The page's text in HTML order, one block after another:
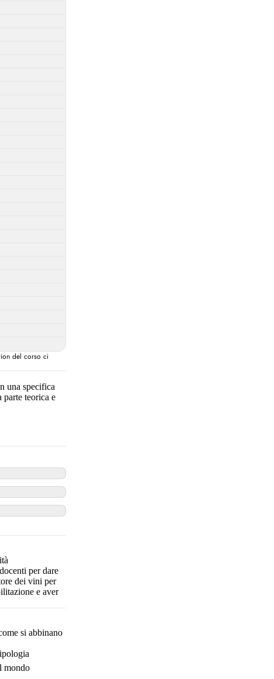
del corso ci
una specifica
parte teorica e
per dare
dei vini per
e aver
si abbinano
mondo